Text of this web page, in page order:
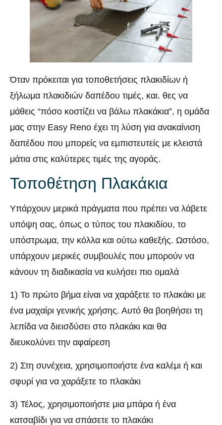
Όταν πρόκειται για τοποθετήσεις πλακιδίων ή
ξήλωμα πλακιδιών δαπέδου τιμές, και. θες να
μάθεις “πόσο κοστίζει να βάλω πλακάκια”, η ομάδα
μας στην Easy Reno έχει τη λύση για ανακαίνιση
δαπέδου που μπορείς να εμπιστευτείς με κλειστά
μάτια στις καλύτερες τιμές της αγοράς.
Τοποθέτηση Πλακάκια
Υπάρχουν μερικά πράγματα που πρέπει να λάβετε
υπόψη σας, όπως ο τύπος του πλακιδίου, το
υπόστρωμα, την κόλλα και ούτω καθεξής. Ωστόσο,
υπάρχουν μερικές συμβουλές που μπορούν να
κάνουν τη διαδικασία να κυλήσει πιο ομαλά
1) Το πρώτο βήμα είναι να χαράξετε το πλακάκι με
ένα μαχαίρι γενικής χρήσης. Αυτό θα βοηθήσει τη
λεπίδα να διεισδύσει στο πλακάκι και θα
διευκολύνει την αφαίρεση
2) Στη συνέχεια, χρησιμοποιήστε ένα καλέμι ή και
σφυρί για να χαράξετε το πλακάκι
3) Τέλος, χρησιμοποιήστε μια μπάρα ή ένα
κατσαβίδι για να σπάσετε το πλακάκι